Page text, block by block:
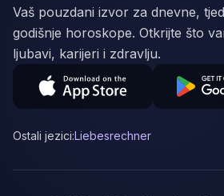
Vaš pouzdani izvor za dnevne,
godišnje horoskope. Otkrijte što
ljubavi, karijeri i zdravlju.
Ostali jezici:Liebesrechner